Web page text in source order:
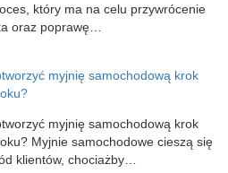
który ma na celu przywrócenie
oraz poprawę…
myjnię samochodową krok
myjnię samochodową krok
Myjnie samochodowe cieszą się
klientów, chociażby…